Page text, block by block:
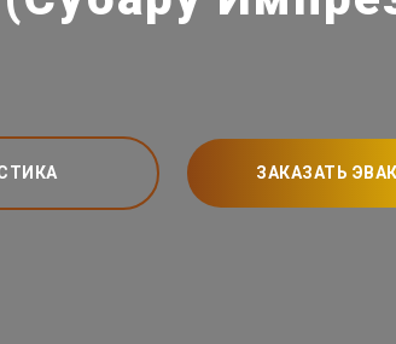
ЗАКАЗАТЬ